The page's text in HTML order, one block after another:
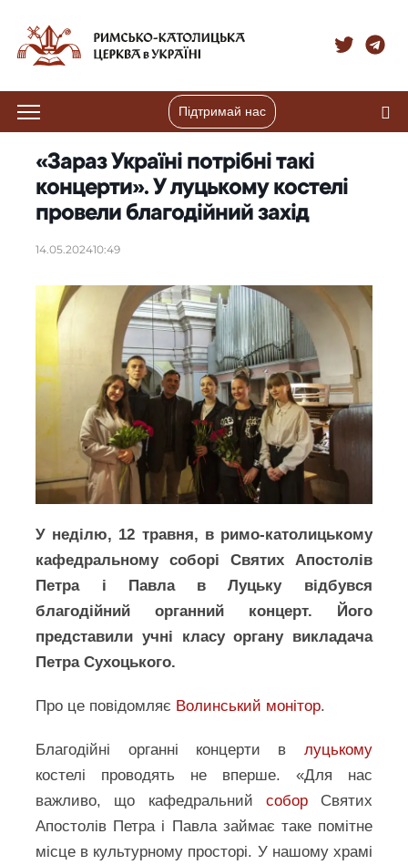
Підтримай нас
«Зараз Україні потрібні такі
концерти». У луцькому костелі
провели благодійний захід
14.05.202410:49
У неділю, 12 травня, в римо-католицькому
кафедральному соборі Святих Апостолів
Петра і Павла в Луцьку відбувся
благодійний органний концерт. Його
представили учні класу органу викладача
Петра Сухоцького.
Про це повідомляє Волинський монітор.
Благодійні органні концерти в луцькому
костелі проводять не вперше. «Для нас
важливо, що кафедральний соборСвятих
Апостолів Петра і Павла займає таке помітне
місце в культурному просторі. У нашому храмі